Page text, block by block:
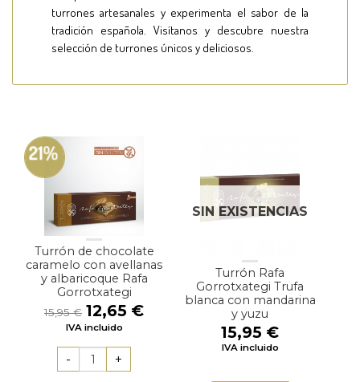
turrones artesanales y experimenta el sabor de la
tradición española. Visítanos y descubre nuestra
selección de turrones únicos y deliciosos.
21%
Turrón de chocolate
caramelo con avellanas
y albaricoque Rafa
Gorrotxategi
15,95€ El
precio
era:
15,95 €.
12,65 €El
IVA incluido
SIN EXISTENCIAS
Turrón Rafa
Gorrotxategi Trufa
blanca con mandarina
y yuzu
15,95 €
IVA incluido